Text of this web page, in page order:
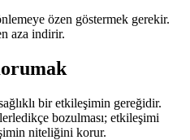
özen göstermek gerekir.
aza indirir.
bir etkileşimin gereğidir.
bozulması; etkileşimi
niteliğini korur.